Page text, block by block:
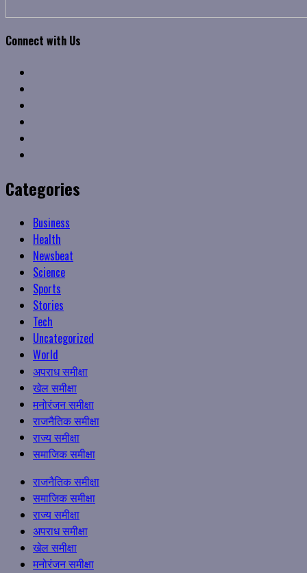
Connect with Us
Categories
Business
Health
Newsbeat
Science
Sports
Stories
Tech
Uncategorized
World
अपराध समीक्षा
खेल समीक्षा
मनोरंजन समीक्षा
राजनैतिक समीक्षा
राज्य समीक्षा
समाजिक समीक्षा
Primary
Menu
राजनैतिक समीक्षा
समाजिक समीक्षा
राज्य समीक्षा
अपराध समीक्षा
खेल समीक्षा
मनोरंजन समीक्षा